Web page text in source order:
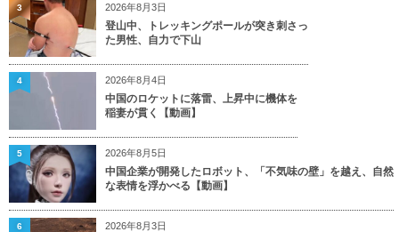
2026年8月3日
登山中、トレッキングポールが突き刺さっ
た男性、自力で下山
3
2026年8月4日
中国のロケットに落雷、上昇中に機体を
稲妻が貫く【動画】
4
2026年8月5日
中国企業が開発したロボット、「不気味の壁」を越え、自然
な表情を浮かべる【動画】
5
2026年8月3日
6